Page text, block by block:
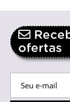
ofertas